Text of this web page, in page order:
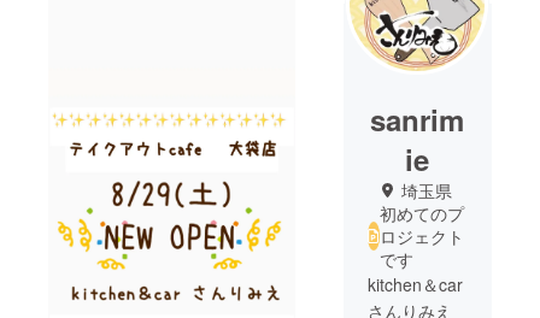
sanrim
ie
埼玉県
初めてのプ
ロジェクト
です
kitchen＆car
さんりみえ